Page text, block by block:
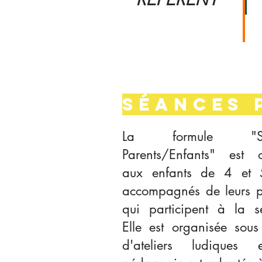
LE MOT DU
La formule
Parents/Enfants" est
aux enfants de 4 et
accompagnés de leurs
qui participent à la
Elle est organisée
d'ateliers
Séances